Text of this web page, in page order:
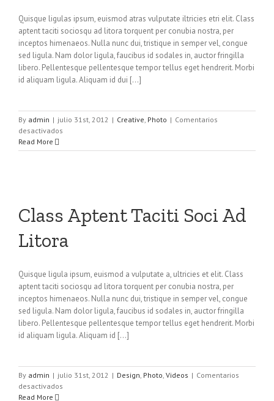
Quisque ligulas ipsum, euismod atras vulputate iltricies etri elit. Class
aptent taciti sociosqu ad litora torquent per conubia nostra, per
inceptos himenaeos. Nulla nunc dui, tristique in semper vel, congue
sed ligula. Nam dolor ligula, faucibus id sodales in, auctor fringilla
libero. Pellentesque pellentesque tempor tellus eget hendrerit. Morbi
id aliquam ligula. Aliquam id dui [...]
By admin | julio 31st, 2012 | Creative, Photo | Comentarios
desactivados
At
Read More
Class Aptent Taciti Soci Ad
Litora
Quisque ligula ipsum, euismod a vulputate a, ultricies et elit. Class
aptent taciti sociosqu ad litora torquent per conubia nostra, per
inceptos himenaeos. Nulla nunc dui, tristique in semper vel, congue
sed ligula. Nam dolor ligula, faucibus id sodales in, auctor fringilla
libero. Pellentesque pellentesque tempor tellus eget hendrerit. Morbi
id aliquam ligula. Aliquam id [...]
By admin | julio 31st, 2012 | Design, Photo, Videos | Comentarios
desactivados
Read More